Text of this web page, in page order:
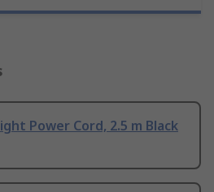
Power Cord, 2.5 m Black